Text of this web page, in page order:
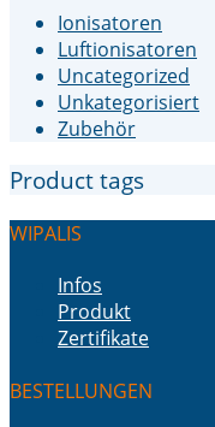
Ionisatoren
Luftionisatoren
Uncategorized
Unkategorisiert
Zubehör
Product tags
WIPALIS
Infos
Produkt
Zertifikate
BESTELLUNGEN